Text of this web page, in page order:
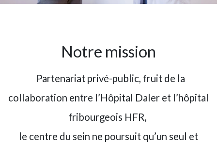
Notre mission
Partenariat privé-public, fruit de la
collaboration entre l’Hôpital Daler et l’hôpital
fribourgeois HFR,
le centre du sein ne poursuit qu’un seul et